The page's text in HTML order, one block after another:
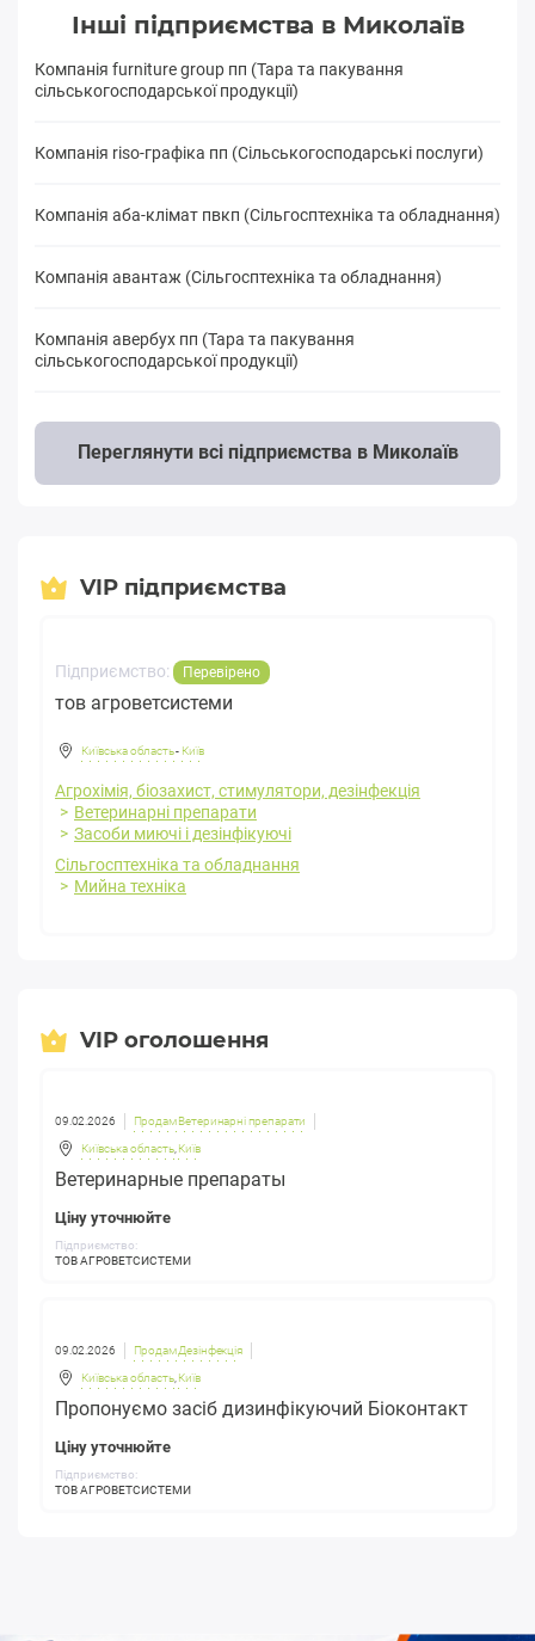
Інші підприємства в Миколаїв
Компанія furniture group пп (Тара та пакування
сільськогосподарської продукції)
Компанія riso-графіка пп (Сільськогосподарські послуги)
Компанія аба-клімат пвкп (Сільгосптехніка та обладнання)
Компанія авантаж (Сільгосптехніка та обладнання)
Компанія авербух пп (Тара та пакування
сільськогосподарської продукції)
Переглянути всі підприємства в Миколаїв
VIP підприємства
Підприємство: Перевірено
тов агроветсистеми
Київська область- Київ
Агрохімія, біозахист, стимулятори, дезінфекція
Ветеринарні препарати
Засоби миючі і дезінфікуючі
Сільгосптехніка та обладнання
Мийна техніка
VIP оголошення
09.02.2026 Продам Ветеринарні препарати
Київська область, Київ
Ветеринарные препараты
Ціну уточнюйте
Підприємство:
ТОВ АГРОВЕТСИСТЕМИ
09.02.2026 Продам Дезінфекція
Київська область, Київ
Пропонуємо засіб дизинфікуючий Біоконтакт
Ціну уточнюйте
Підприємство:
ТОВ АГРОВЕТСИСТЕМИ